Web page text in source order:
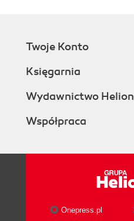
Twoje Konto
Księgarnia
Wydawnictwo Helion
Współpraca
Onepress.pl